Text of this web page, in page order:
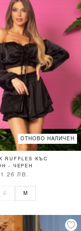
ОТНОВО НАЛИЧЕН
RUFFLES КЪС
- ЧЕРЕН
ЛВ.
S M